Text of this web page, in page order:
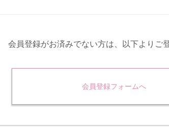
会員登録がお済みでない方は、 以下よりご
会員登録フォームへ